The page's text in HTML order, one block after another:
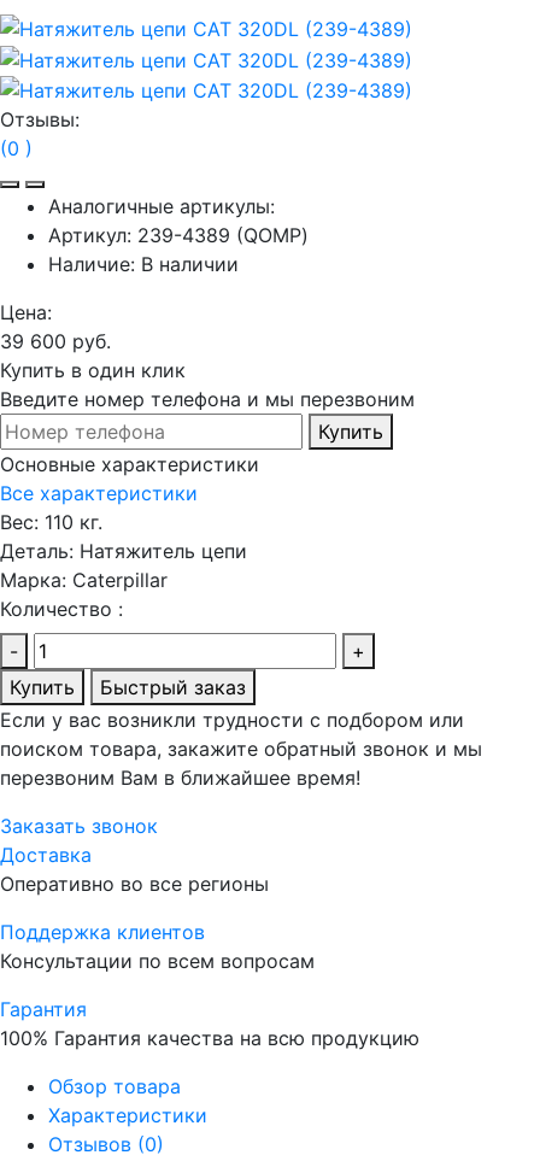
Отзывы:
(0 )
Аналогичные артикулы:
Артикул: 239-4389 (QOMP)
Наличие: В наличии
Цена:
39 600 руб.
Купить в один клик
Введите номер телефона и мы перезвоним
Купить
Основные характеристики
Все характеристики
Вес: 110 кг.
Деталь: Натяжитель цепи
Марка: Caterpillar
Количество :
-
+
Купить
Быстрый заказ
Если у вас возникли трудности с подбором или
поиском товара, закажите обратный звонок и мы
перезвоним Вам в ближайшее время!
Заказать звонок
Доставка
Оперативно во все регионы
Поддержка клиентов
Консультации по всем вопросам
Гарантия
100% Гарантия качества на всю продукцию
Обзор товара
Характеристики
Отзывов (0)